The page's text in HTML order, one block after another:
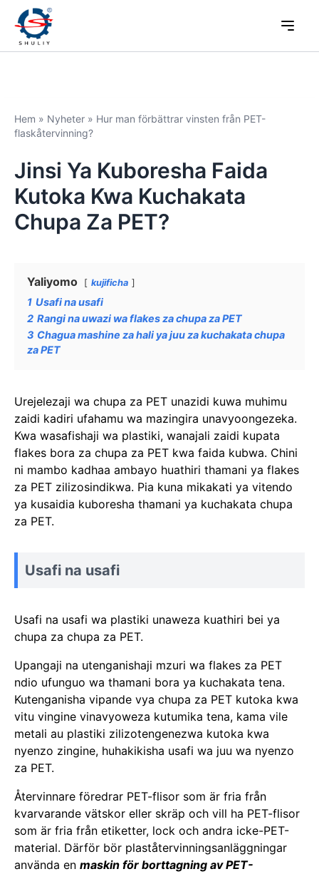
Hem » Nyheter » Hur man förbättrar vinsten från PET-
flaskåtervinning?
Jinsi Ya Kuboresha Faida
Kutoka Kwa Kuchakata
Chupa Za PET?
Yaliyomo kujificha
1 Usafi na usafi
2 Rangi na uwazi wa flakes za chupa za PET
3 Chagua mashine za hali ya juu za kuchakata chupa
za PET
Urejelezaji wa chupa za PET unazidi kuwa muhimu
zaidi kadiri ufahamu wa mazingira unavyoongezeka.
Kwa wasafishaji wa plastiki, wanajali zaidi kupata
flakes bora za chupa za PET kwa faida kubwa. Chini
ni mambo kadhaa ambayo huathiri thamani ya flakes
za PET zilizosindikwa. Pia kuna mikakati ya vitendo
ya kusaidia kuboresha thamani ya kuchakata chupa
za PET.
Usafi na usafi
Usafi na usafi wa plastiki unaweza kuathiri bei ya
chupa za chupa za PET.
Upangaji na utenganishaji mzuri wa flakes za PET
ndio ufunguo wa thamani bora ya kuchakata tena.
Kutenganisha vipande vya chupa za PET kutoka kwa
vitu vingine vinavyoweza kutumika tena, kama vile
metali au plastiki zilizotengenezwa kutoka kwa
nyenzo zingine, huhakikisha usafi wa juu wa nyenzo
za PET.
Återvinnare föredrar PET-flisor som är fria från
kvarvarande vätskor eller skräp och vill ha PET-flisor
som är fria från etiketter, lock och andra icke-PET-
material. Därför bör plaståtervinningsanläggningar
använda en maskin för borttagning av PET-